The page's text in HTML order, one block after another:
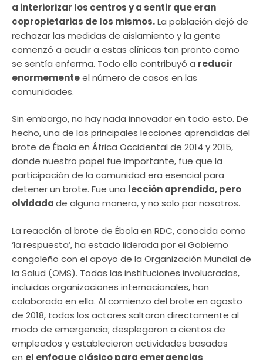
a interiorizar los centros y a sentir que eran
copropietarias de los mismos.La población dejó de
rechazar las medidas de aislamiento y la gente
comenzó a acudir a estas clínicas tan pronto como
se sentía enferma. Todo ello contribuyó a reducir
enormementeel número de casos en las
comunidades.
Sin embargo, no hay nada innovador en todo esto. De
hecho, una de las principales lecciones aprendidas del
brote de Ébola en África Occidental de 2014 y 2015,
donde nuestro papel fue importante, fue que la
participación de la comunidad era esencial para
detener un brote. Fue una lección aprendida, pero
olvidadade alguna manera, y no solo por nosotros.
La reacción al brote de Ébola en RDC, conocida como
‘la respuesta’, ha estado liderada por el Gobierno
congoleño con el apoyo de la Organización Mundial de
la Salud (OMS). Todas las instituciones involucradas,
incluidas organizaciones internacionales, han
colaborado en ella. Al comienzo del brote en agosto
de 2018, todos los actores saltaron directamente al
modo de emergencia; desplegaron a cientos de
empleados y establecieron actividades basadas
en el enfoque clásico para emergencias